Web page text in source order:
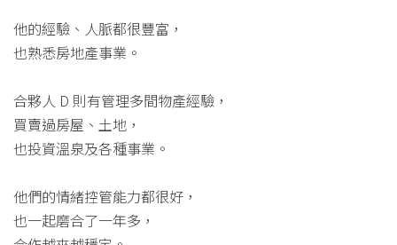
他的經驗、人脈都很豐富，
也熟悉房地產事業。
合夥人 D 則有管理多間物產經驗，
買賣過房屋、土地，
也投資溫泉及各種事業。
他們的情緒控管能力都很好，
也一起磨合了一年多，